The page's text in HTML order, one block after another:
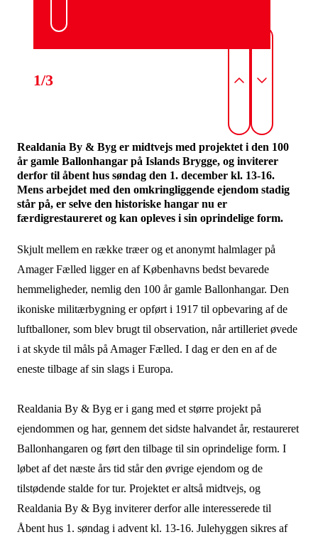
1/3
Realdania By & Byg er midtvejs med projektet i den 100
år gamle Ballonhangar på Islands Brygge, og inviterer
derfor til åbent hus søndag den 1. december kl. 13-16.
Mens arbejdet med den omkringliggende ejendom stadig
står på, er selve den historiske hangar nu er
færdigrestaureret og kan opleves i sin oprindelige form.
Skjult mellem en række træer og et anonymt halmlager på
Amager Fælled ligger en af Københavns bedst bevarede
hemmeligheder, nemlig den 100 år gamle Ballonhangar. Den
ikoniske militærbygning er opført i 1917 til opbevaring af de
luftballoner, som blev brugt til observation, når artilleriet øvede
i at skyde til måls på Amager Fælled. I dag er den en af de
eneste tilbage af sin slags i Europa.
Realdania By & Byg er i gang med et større projekt på
ejendommen og har, gennem det sidste halvandet år, restaureret
Ballonhangaren og ført den tilbage til sin oprindelige form. I
løbet af det næste års tid står den øvrige ejendom og de
tilstødende stalde for tur. Projektet er altså midtvejs, og
Realdania By & Byg inviterer derfor alle interesserede til
Åbent hus 1. søndag i advent kl. 13-16. Julehyggen sikres af